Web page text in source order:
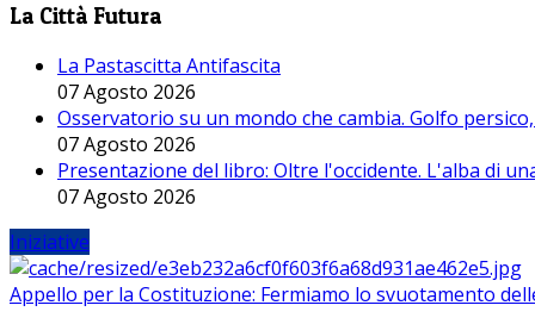
La Città Futura
La Pastascitta Antifascita
07 Agosto 2026
Osservatorio su un mondo che cambia. Golfo
07 Agosto 2026
Presentazione del libro: Oltre l'occidente. L'alba di
07 Agosto 2026
Iniziative
Appello per la Costituzione: Fermiamo lo svuotamento